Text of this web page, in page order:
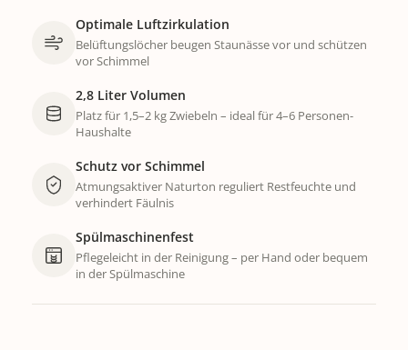
Optimale Luftzirkulation
Belüftungslöcher beugen Staunässe vor und schützen
vor Schimmel
2,8 Liter Volumen
Platz für 1,5–2 kg Zwiebeln – ideal für 4–6 Personen-
Haushalte
Schutz vor Schimmel
Atmungsaktiver Naturton reguliert Restfeuchte und
verhindert Fäulnis
Spülmaschinenfest
Pflegeleicht in der Reinigung – per Hand oder bequem
in der Spülmaschine